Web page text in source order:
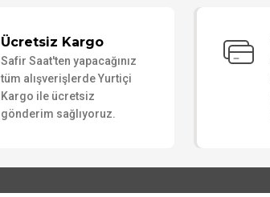
Ücretsiz Kargo
Safir Saat'ten yapacağınız
tüm alışverişlerde Yurtiçi
Kargo ile ücretsiz
gönderim sağlıyoruz.